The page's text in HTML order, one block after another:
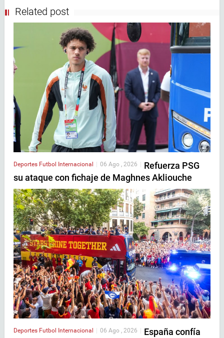
Related post
Deportes Futbol Internacional 06 Ago , 2026
Refuerza PSG
su ataque con fichaje de Maghnes Akliouche
Deportes Futbol Internacional 06 Ago , 2026
España confía